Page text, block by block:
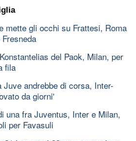
mette gli occhi su Frattesi, Roma
del Paok, Milan, per
fila
Juve andrebbe di corsa, Inter-
da giorni'
una fra Juventus, Inter e Milan,
per Favasuli